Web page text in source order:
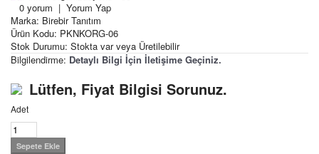
0 yorum | Yorum Yap
Marka: Birebir Tanıtım
Ürün Kodu: PKNKORG-06
Stok Durumu: Stokta var veya Üretilebilir
Bilgilendirme: Detaylı Bilgi İçin İletişime Geçiniz.
Lütfen, Fiyat Bilgisi Sorunuz.
Adet